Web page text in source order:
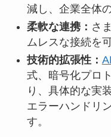
減し、企業全体
柔軟な連携： さ
ムレスな接続を
技術的拡張性：
式、暗号化プロ
り、具体的な実
エラーハンドリ
す。